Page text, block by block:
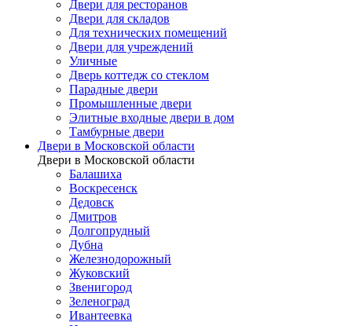
Двери для ресторанов
Двери для складов
Для технических помещений
Двери для учреждений
Уличные
Дверь коттедж со стеклом
Парадные двери
Промышленные двери
Элитные входные двери в дом
Тамбурные двери
Двери в Московской области
Двери в Московской области
Балашиха
Воскресенск
Дедовск
Дмитров
Долгопрудный
Дубна
Железнодорожный
Жуковский
Звенигород
Зеленоград
Ивантеевка